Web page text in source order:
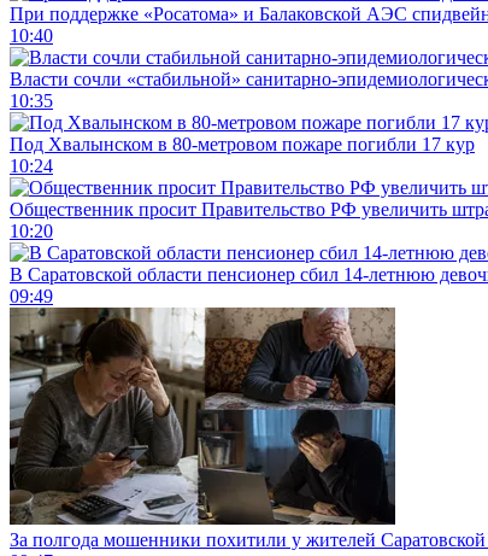
При поддержке «Росатома» и Балаковской АЭС
10:40
Власти сочли «стабильной» санитарно-
10:35
Под Хвалынском в 80-метровом пожаре погибли 17 кур
10:24
Общественник просит Правительство РФ увеличить
10:20
В Саратовской области пенсионер сбил 14-летнюю
09:49
За полгода мошенники похитили у жителей